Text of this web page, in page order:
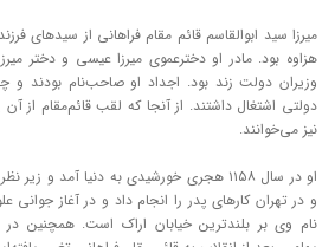
میرزا سید ابوالقاسم قائم مقام فراهانی از سیدهای
هزاوه بود. مادر او دخترعموی میرزا عیسی و دختر
وزیران دولت زند بود. اجداد او صاحب‌نام بودند و
دولتی اشتغال داشتند. از آنجا که لقب قائم‌مقام از آن
نیز می‌خوانند.
او در سال ۱۱۵۸ هجری خورشیدی به دنیا آمد و
و در تهران کارهای پدر را انجام داد و در آغاز جوانی
نام وی بر بلندترین خیابان اراک است. همچنین در